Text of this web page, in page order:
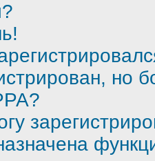
но